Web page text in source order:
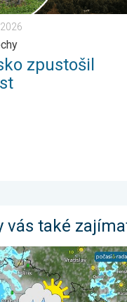
zpustošil
vás také
neděle